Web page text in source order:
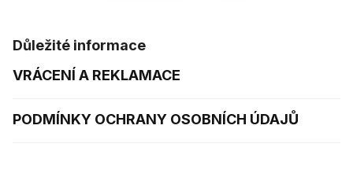
Důležité informace
VRÁCENÍ A REKLAMACE
PODMÍNKY OCHRANY OSOBNÍCH ÚDAJŮ